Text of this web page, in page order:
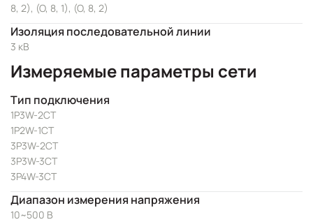
8, 2), (O, 8, 1), (O, 8, 2)
Изоляция последовательной линии
3 кВ
Измеряемые параметры сети
Тип подключения
1P3W-2CT
1P2W-1CT
3P3W-2CT
3P3W-3CT
3P4W-3CT
Диапазон измерения напряжения
10~500 В